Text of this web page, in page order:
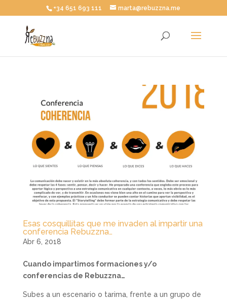
+34 651 693 111 marta@rebuzzna.me
Esas cosquillitas que me invaden al impartir una
conferencia Rebuzzna…
Abr 6, 2018
Cuando impartimos formaciones y/o
conferencias de Rebuzzna…
Subes a un escenario o tarima, frente a un grupo de